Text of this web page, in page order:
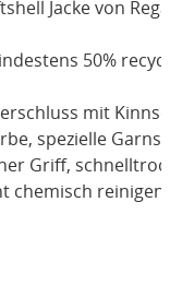
Jacke von
50%
mit
spezielle
Griff,
chemisch reinigen